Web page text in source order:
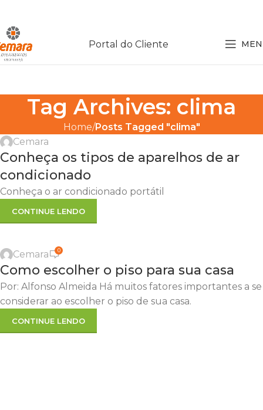
Portal do Cliente
Tag Archives: clima
Home Posts Tagged "clima"
Cemara
Conheça os tipos de aparelhos de ar
condicionado
Conheça o ar condicionado portátil
CONTINUE LENDO
Cemara 0
Como escolher o piso para sua casa
Por: Alfonso Almeida Há muitos fatores importantes a se
considerar ao escolher o piso de sua casa.
CONTINUE LENDO